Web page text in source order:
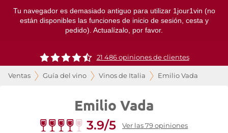
Tu navegador es demasiado antiguo para utilizar 1jour1vin (no
están disponibles las funciones de inicio de sesión, cesta y
pedido). Actualízalo, por favor.
21 486 opiniones de clientes
Ventas Guía del vino Vinos de Italia Emilio Vada
Emilio Vada
3.9/5 Ver las 79 opiniones